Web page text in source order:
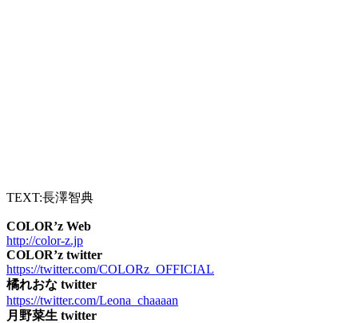
TEXT:長澤智典
COLOR’z Web
http://color-z.jp
COLOR’z twitter
https://twitter.com/COLORz_OFFICIAL
橘れおな twitter
https://twitter.com/Leona_chaaaan
月野菜生 twitter